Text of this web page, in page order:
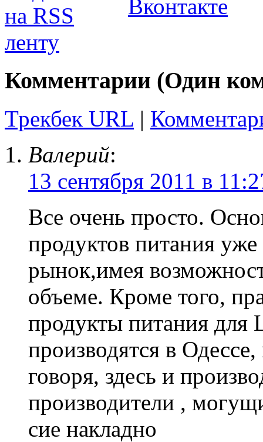
Комментарии (Один
Трекбек URL |
Валерий:
13 сентября 2011 в
Все очень просто.
продуктов питания уже
рынок,имея
объеме. Кроме того,
продукты питания для
производятся в
говоря, здесь и
производители ,
сие накладно